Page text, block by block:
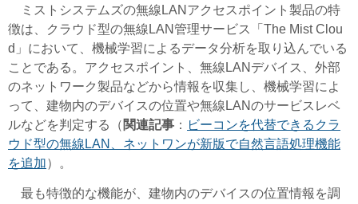
ミストシステムズの無線LANアクセスポイント製品の特
徴は、クラウド型の無線LAN管理サービス「The Mist Clou
d」において、機械学習によるデータ分析を取り込んでいる
ことである。アクセスポイント、無線LANデバイス、外部
のネットワーク製品などから情報を収集し、機械学習によ
って、建物内のデバイスの位置や無線LANのサービスレベ
ルなどを判定する（ 関連記事 ： ビーコンを代替できるクラ
ウド型の無線LAN、ネットワンが新版で自然言語処理機能
を追加）。
最も特徴的な機能が、建物内のデバイスの位置情報を調